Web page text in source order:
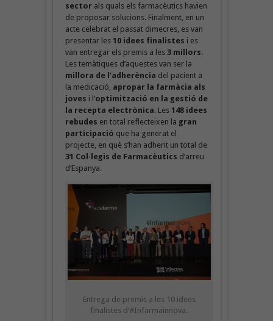
sectorals quals els farmacèutics havien
de proposar solucions. Finalment, en un
acte celebrat el passat dimecres, es van
presentar les 10 idees finalistes i es
van entregar els premis a les 3 millors.
Les temàtiques d’aquestes van ser la
millora de l’adherència del pacient a
la medicació, apropar la farmàcia als
joves i l’optimització en la gestió de
la recepta electrònica. Les 148 idees
rebudes en total reflecteixen la gran
participació que ha generat el
projecte, en què s’han adherit un total de
31 Col·legis de Farmacèutics d’arreu
d’Espanya.
Entrega de premis a les 10 idees
finalistes d’#Infarmainnova.